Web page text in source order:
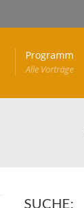
Programm
Alle Vorträge
SUCHE: